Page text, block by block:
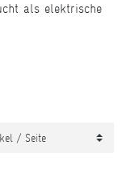
als elektrische